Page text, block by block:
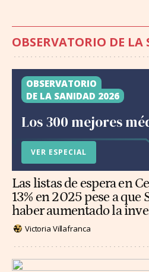
OBSERVATORIO DE LA
OBSERVATORIO
DE LA SANIDAD 2026
Los 300 mejores
VER ESPECIAL
Las listas de espera en
13% en 2025 pese a que
haber aumentado la
Victoria Villafranca